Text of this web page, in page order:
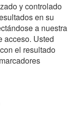
y controlado
en su
a nuestra
acceso. Usted
el resultado